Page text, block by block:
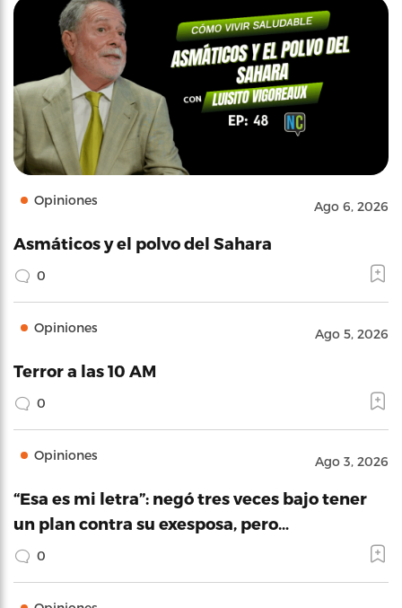
Opiniones Ago 6, 2026
Asmáticos y el polvo del Sahara
0
Opiniones Ago 5, 2026
Terror a las 10 AM
0
Opiniones Ago 3, 2026
“Esa es mi letra”: negó tres veces bajo tener
un plan contra su exesposa, pero…
0